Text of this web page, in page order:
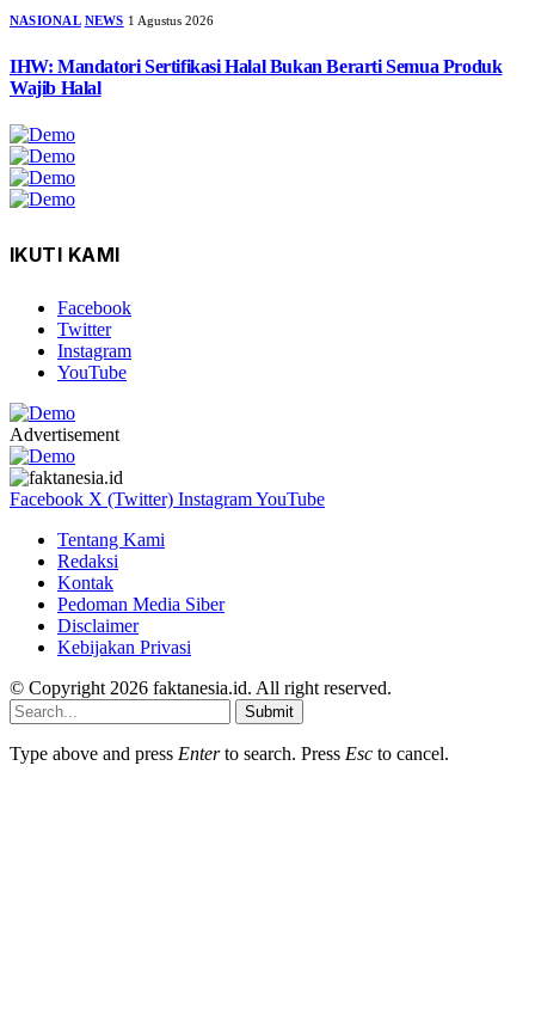
NASIONAL NEWS 1 Agustus 2026
IHW: Mandatori Sertifikasi Halal Bukan Berarti Semua Produk
Wajib Halal
IKUTI KAMI
Facebook
Twitter
Instagram
YouTube
Advertisement
Facebook X (Twitter) InstagramYouTube
Tentang Kami
Redaksi
Kontak
Pedoman Media Siber
Disclaimer
Kebijakan Privasi
© Copyright 2026 faktanesia.id. All right reserved.
Submit
Type above and press Enterto search. Press Esc to cancel.